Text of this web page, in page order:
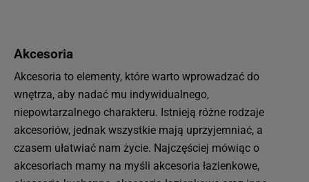
Akcesoria
Akcesoria to elementy, które warto wprowadzać do
wnętrza, aby nadać mu indywidualnego,
niepowtarzalnego charakteru. Istnieją różne rodzaje
akcesoriów, jednak wszystkie mają uprzyjemniać, a
czasem ułatwiać nam życie. Najczęściej mówiąc o
akcesoriach mamy na myśli akcesoria łazienkowe,